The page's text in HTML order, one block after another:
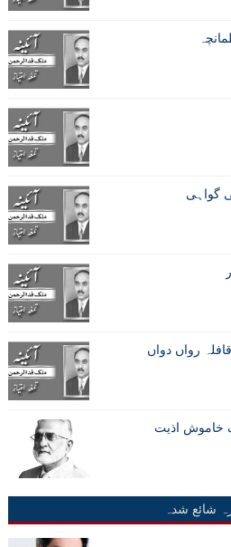
گواہی
رواں دواں
خاموش اذیت
شائع شدہ